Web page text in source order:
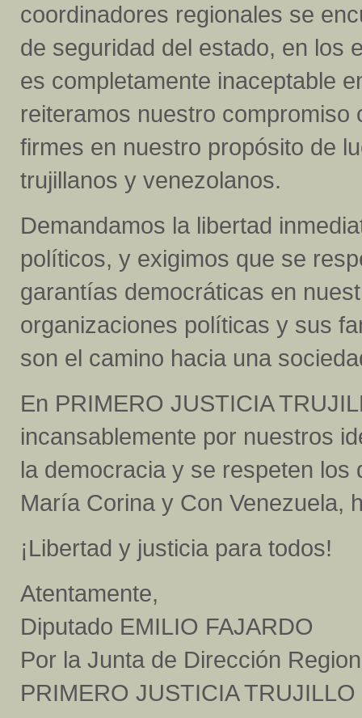
coordinadores regionales se
de seguridad del estado, en los
es completamente inaceptable
reiteramos nuestro
firmes en nuestro propósito de
trujillanos y venezolanos.
Demandamos la libertad
políticos, y exigimos que se
garantías democráticas en
organizaciones políticas y sus
son el camino hacia una
En PRIMERO JUSTICIA
incansablemente por nuestros
la democracia y se respeten
María Corina y Con Venezuela,
¡Libertad y justicia para todos!
Atentamente,
Diputado EMILIO FAJARDO
Por la Junta de Dirección
PRIMERO JUSTICIA TRUJILLO